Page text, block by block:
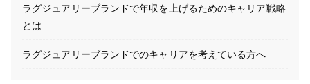
ラグジュアリーブランドで年収を上げるためのキャリア戦略
とは
ラグジュアリーブランドでのキャリアを考えている方へ